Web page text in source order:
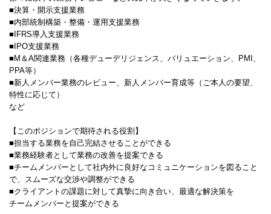
■決算・開示支援業務
■内部統制構築・整備・運用支援業務
■IFRS導入支援業務
■IPO支援業務
■M＆A関連業務（各種デューデリジェンス、バリュエーション、PMI、
PPA等）
■新人メンバー業務のレビュー、新人メンバー育成等（ご本人の要望、
特性に応じて）
など
【このポジションで期待される役割】
■担当する業務を自己完結させることができる
■業務経験者として業務の改善を提案できる
■チームメンバーとして社内外に良好なコミュニケーションを図ること
で、スムーズな交渉や調整ができる
■クライアントの課題に対して真摯に向き合い、最適な解決策を
チームメンバーと提案ができる